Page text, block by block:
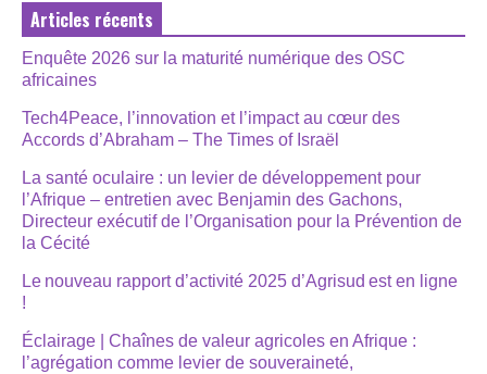
Articles récents
Enquête 2026 sur la maturité numérique des OSC
africaines
Tech4Peace, l’innovation et l’impact au cœur des
Accords d’Abraham – The Times of Israël
La santé oculaire : un levier de développement pour
l’Afrique – entretien avec Benjamin des Gachons,
Directeur exécutif de l’Organisation pour la Prévention de
la Cécité
Le nouveau rapport d’activité 2025 d’Agrisud est en ligne
!
Éclairage | Chaînes de valeur agricoles en Afrique :
l’agrégation comme levier de souveraineté,